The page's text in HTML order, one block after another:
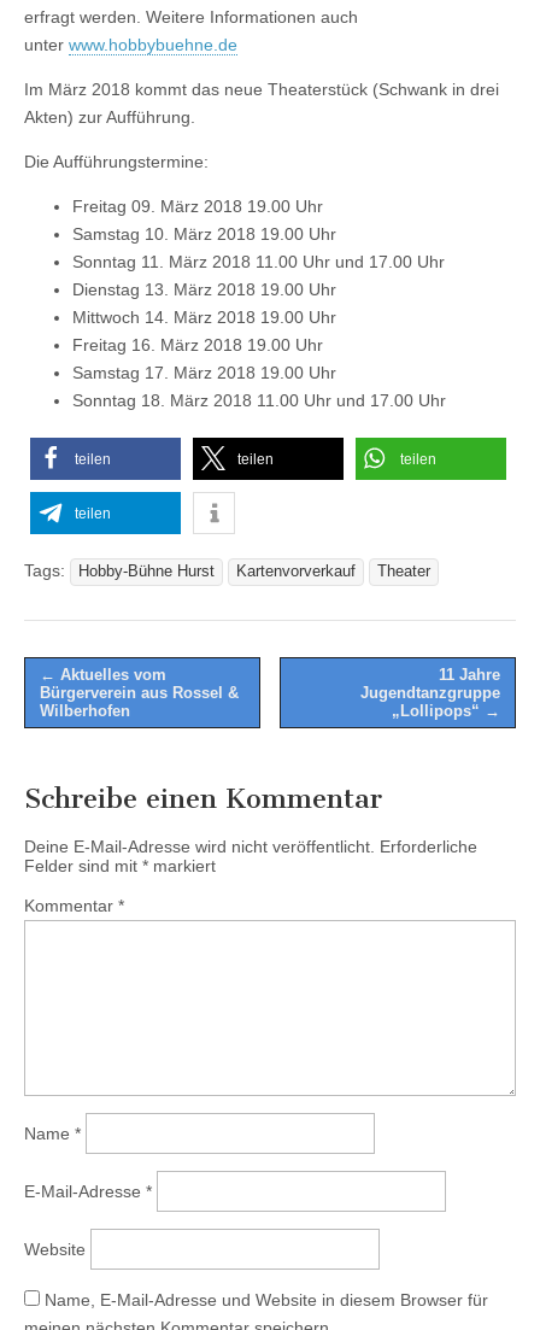
erfragt werden. Weitere Informationen auch
unter www.hobbybuehne.de
Im März 2018 kommt das neue Theaterstück (Schwank in drei
Akten) zur Aufführung.
Die Aufführungstermine:
Freitag 09. März 2018 19.00 Uhr
Samstag 10. März 2018 19.00 Uhr
Sonntag 11. März 2018 11.00 Uhr und 17.00 Uhr
Dienstag 13. März 2018 19.00 Uhr
Mittwoch 14. März 2018 19.00 Uhr
Freitag 16. März 2018 19.00 Uhr
Samstag 17. März 2018 19.00 Uhr
Sonntag 18. März 2018 11.00 Uhr und 17.00 Uhr
teilen teilen teilen
teilen
Tags: Hobby-Bühne Hurst Kartenvorverkauf Theater
Post
navigation
← Aktuelles vom
Bürgerverein aus Rossel &
Wilberhofen
11 Jahre
Jugendtanzgruppe
„Lollipops“ →
Schreibe einen Kommentar
Deine E-Mail-Adresse wird nicht veröffentlicht. Erforderliche
Felder sind mit * markiert
Kommentar *
Name *
E-Mail-Adresse *
Website
Name, E-Mail-Adresse und Website in diesem Browser für